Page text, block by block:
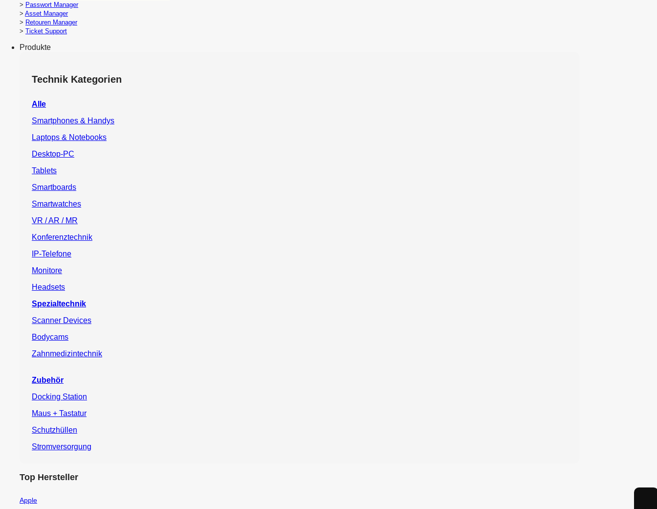
> Passwort Manager
> Asset Manager
> Retouren Manager
> Ticket Support
Produkte
Technik Kategorien
Alle
Smartphones & Handys
Laptops & Notebooks
Desktop-PC
Tablets
Smartboards
Smartwatches
VR / AR / MR
Konferenztechnik
IP-Telefone
Monitore
Headsets
Spezialtechnik
Scanner Devices
Bodycams
Zahnmedizintechnik
Zubehör
Docking Station
Maus + Tastatur
Schutzhüllen
Stromversorgung
Top Hersteller
Apple